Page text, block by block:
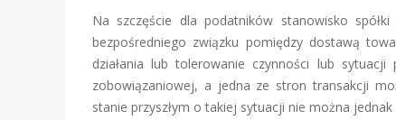
Na szczęście dla podatników stanowisko
bezpośredniego związku pomiędzy dostawą
działania lub tolerowanie czynności lub
zobowiązaniowej, a jedna ze stron transakcji
stanie przyszłym o takiej sytuacji nie można